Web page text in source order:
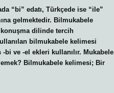
“bi” edatı, Türkçede ise “ile”
gelmektedir. Bilmukabele
konuşma dilinde tercih
bilmukabele kelimesi
ve -el ekleri kullanılır. Mukabele
Bilmukabele kelimesi; Bir